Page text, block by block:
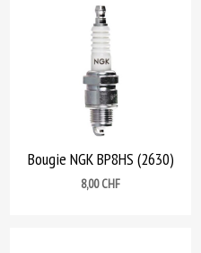
Bougie NGK BP8HS (2630)
Prix
8,00 CHF